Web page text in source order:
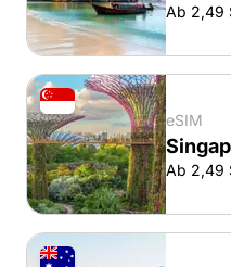
Ab 2,49
eSIM
Ab 2,49